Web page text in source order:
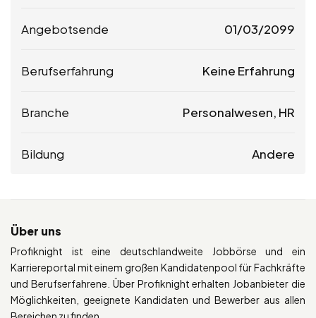
Angebotsende 01/03/2099
Berufserfahrung Keine Erfahrung
Branche Personalwesen, HR
Bildung Andere
Über uns
Profiknight ist eine deutschlandweite Jobbörse und ein
Karriereportal mit einem großen Kandidatenpool für Fachkräfte
und Berufserfahrene. Über Profiknight erhalten Jobanbieter die
Möglichkeiten, geeignete Kandidaten und Bewerber aus allen